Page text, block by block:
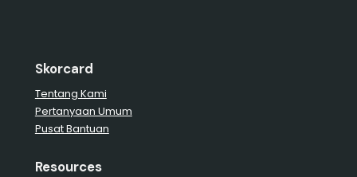
Skorcard
Tentang Kami
Pertanyaan Umum
Pusat Bantuan
Resources